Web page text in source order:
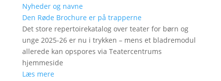
Nyheder og navne
Den Røde Brochure er på trapperne
Det store repertoirekatalog over teater for børn og
unge 2025-26 er nu i trykken – mens et bladremodul
allerede kan opspores via Teatercentrums
hjemmeside
Læs mere